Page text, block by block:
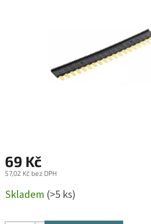
69 Kč
57,02 Kč bez DPH
cena:
Skladem (>5 ks)